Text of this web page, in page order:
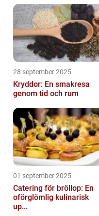
28 september 2025
Kryddor: En smakresa
genom tid och rum
01 september 2025
Catering för bröllop: En
oförglömlig kulinarisk
up...